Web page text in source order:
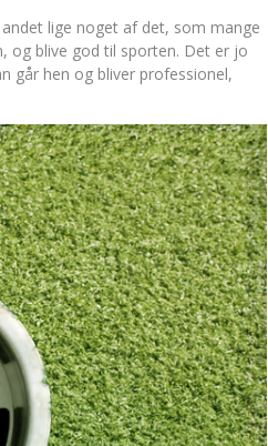
lige noget af det, som mange
og blive god til sporten. Det er jo
går hen og bliver professionel,